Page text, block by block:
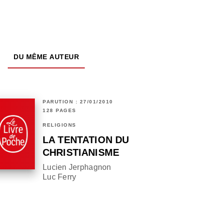
DU MÊME AUTEUR
PARUTION : 27/01/2010
128 PAGES
RELIGIONS
LA TENTATION DU
CHRISTIANISME
Lucien Jerphagnon
Luc Ferry